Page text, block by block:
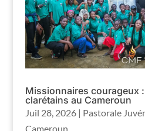
Missionnaires courageux
clarétains au Cameroun
Juil 28, 2026| Pastorale
Cameroun